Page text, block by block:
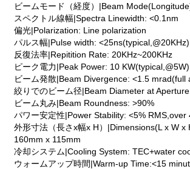
ビームモード（経度）|Beam
スペクトル線幅|Spectra Linewidth: <0.1nm
偏光|Polarization: Line polarization
パルス幅|Pulse width: <25ns(typical,@20KHz)
反復法率|Repitition Rate: 20KHz~200KHz
ピーク電力|Peak Power: 10 KW(typical,@5W)
ビーム発散|Beam Divergence: <1.5 mrad(full
絞りでのビーム径|Beam Diameter at
ビーム丸み|Beam Roundness: >90%
パワー安定性|Power Stability: <5% RMS,over
外形寸法（長さx幅x H）|Dimensions(L x W x
160mm x 115mm
冷却システム|Cooling System: TEC+water
ウォームアップ時間|Warm-up Time:<15